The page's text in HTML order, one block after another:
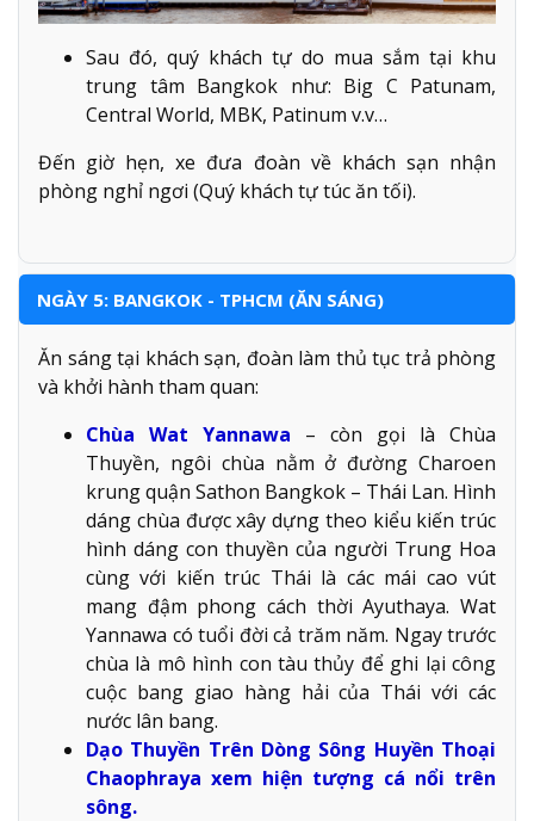
Sau đó, quý khách tự do mua sắm tại khu
trung tâm Bangkok như: Big C Patunam,
Central World, MBK, Patinum v.v…
Đến giờ hẹn, xe đưa đoàn về khách sạn nhận
phòng nghỉ ngơi (Quý khách tự túc ăn tối).
NGÀY 5: BANGKOK - TPHCM (ĂN SÁNG)
Ăn sáng tại khách sạn, đoàn làm thủ tục trả phòng
và khởi hành tham quan:
Chùa Wat Yannawa – còn gọi là Chùa
Thuyền, ngôi chùa nằm ở đường Charoen
krung quận Sathon Bangkok – Thái Lan. Hình
dáng chùa được xây dựng theo kiểu kiến trúc
hình dáng con thuyền của người Trung Hoa
cùng với kiến trúc Thái là các mái cao vút
mang đậm phong cách thời Ayuthaya. Wat
Yannawa có tuổi đời cả trăm năm. Ngay trước
chùa là mô hình con tàu thủy để ghi lại công
cuộc bang giao hàng hải của Thái với các
nước lân bang.
Dạo Thuyền Trên Dòng Sông Huyền Thoại
Chaophraya xem hiện tượng cá nổi trên
sông.